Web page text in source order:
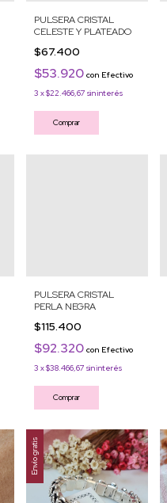
PULSERA CRISTAL
CELESTE Y PLATEADO
$67.400
$53.920 con Efectivo
3 x$22.466,67 sin interés
Comprar
PULSERA CRISTAL
PERLA NEGRA
$115.400
$92.320 con Efectivo
3 x$38.466,67 sin interés
Comprar
Envío gratis